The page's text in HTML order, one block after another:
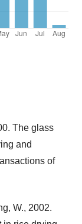
The glass
and
of
W., 2002.